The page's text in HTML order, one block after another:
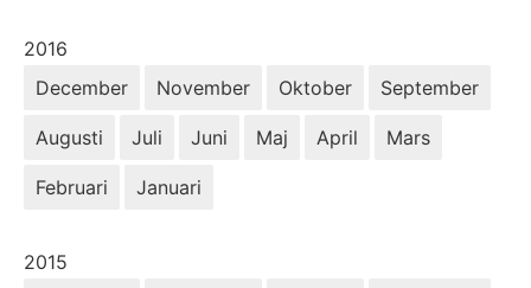
År:
2016
December
November Oktober September
Augusti Juli Juni Maj April Mars
Februari Januari
År:
2015